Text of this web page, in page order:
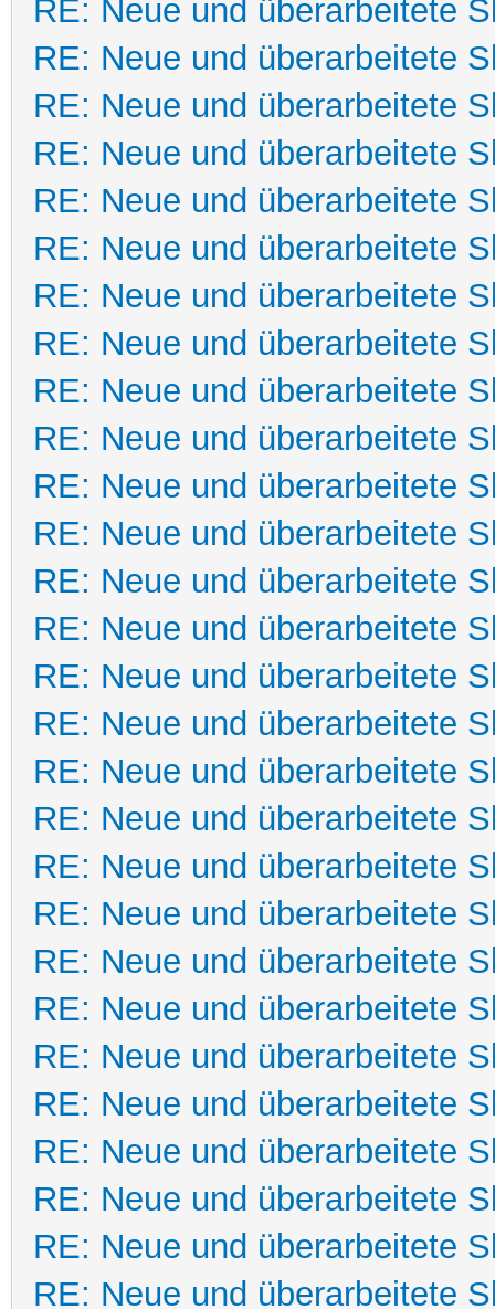
RE: Neue und überarbeitete
RE: Neue und überarbeitete
RE: Neue und überarbeitete
RE: Neue und überarbeitete
RE: Neue und überarbeitete
RE: Neue und überarbeitete
RE: Neue und überarbeitete
RE: Neue und überarbeitete
RE: Neue und überarbeitete
RE: Neue und überarbeitete
RE: Neue und überarbeitete
RE: Neue und überarbeitete
RE: Neue und überarbeitete
RE: Neue und überarbeitete
RE: Neue und überarbeitete
RE: Neue und überarbeitete
RE: Neue und überarbeitete
RE: Neue und überarbeitete
RE: Neue und überarbeitete
RE: Neue und überarbeitete
RE: Neue und überarbeitete
RE: Neue und überarbeitete
RE: Neue und überarbeitete
RE: Neue und überarbeitete
RE: Neue und überarbeitete
RE: Neue und überarbeitete
RE: Neue und überarbeitete
RE: Neue und überarbeitete